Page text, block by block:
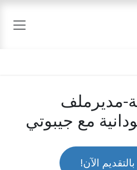
مديرملف
مع جيبوتي
الآن!